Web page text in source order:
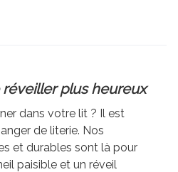
plus heureux
dans votre lit ? Il est
de literie. Nos
et durables sont là pour
paisible et un réveil